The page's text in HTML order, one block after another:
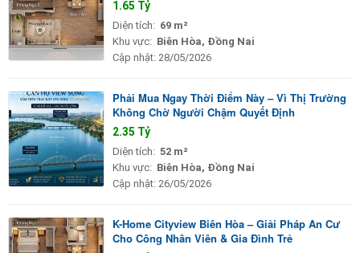
1.65 Tỷ
Diện tích: 69 m²
Khu vực: Biên Hòa, Đồng Nai
Cập nhật: 28/05/2026
Phải Mua Ngay Thời Điểm Này – Vì Thị Trường
Không Chờ Người Chậm Quyết Định
2.35 Tỷ
Diện tích: 52 m²
Khu vực: Biên Hòa, Đồng Nai
Cập nhật: 26/05/2026
K-Home Cityview Biên Hòa – Giải Pháp An Cư
Cho Công Nhân Viên & Gia Đình Trẻ